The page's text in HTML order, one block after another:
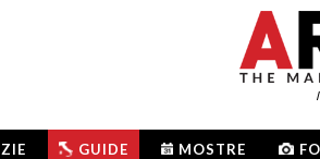
GUIDE MOSTRE